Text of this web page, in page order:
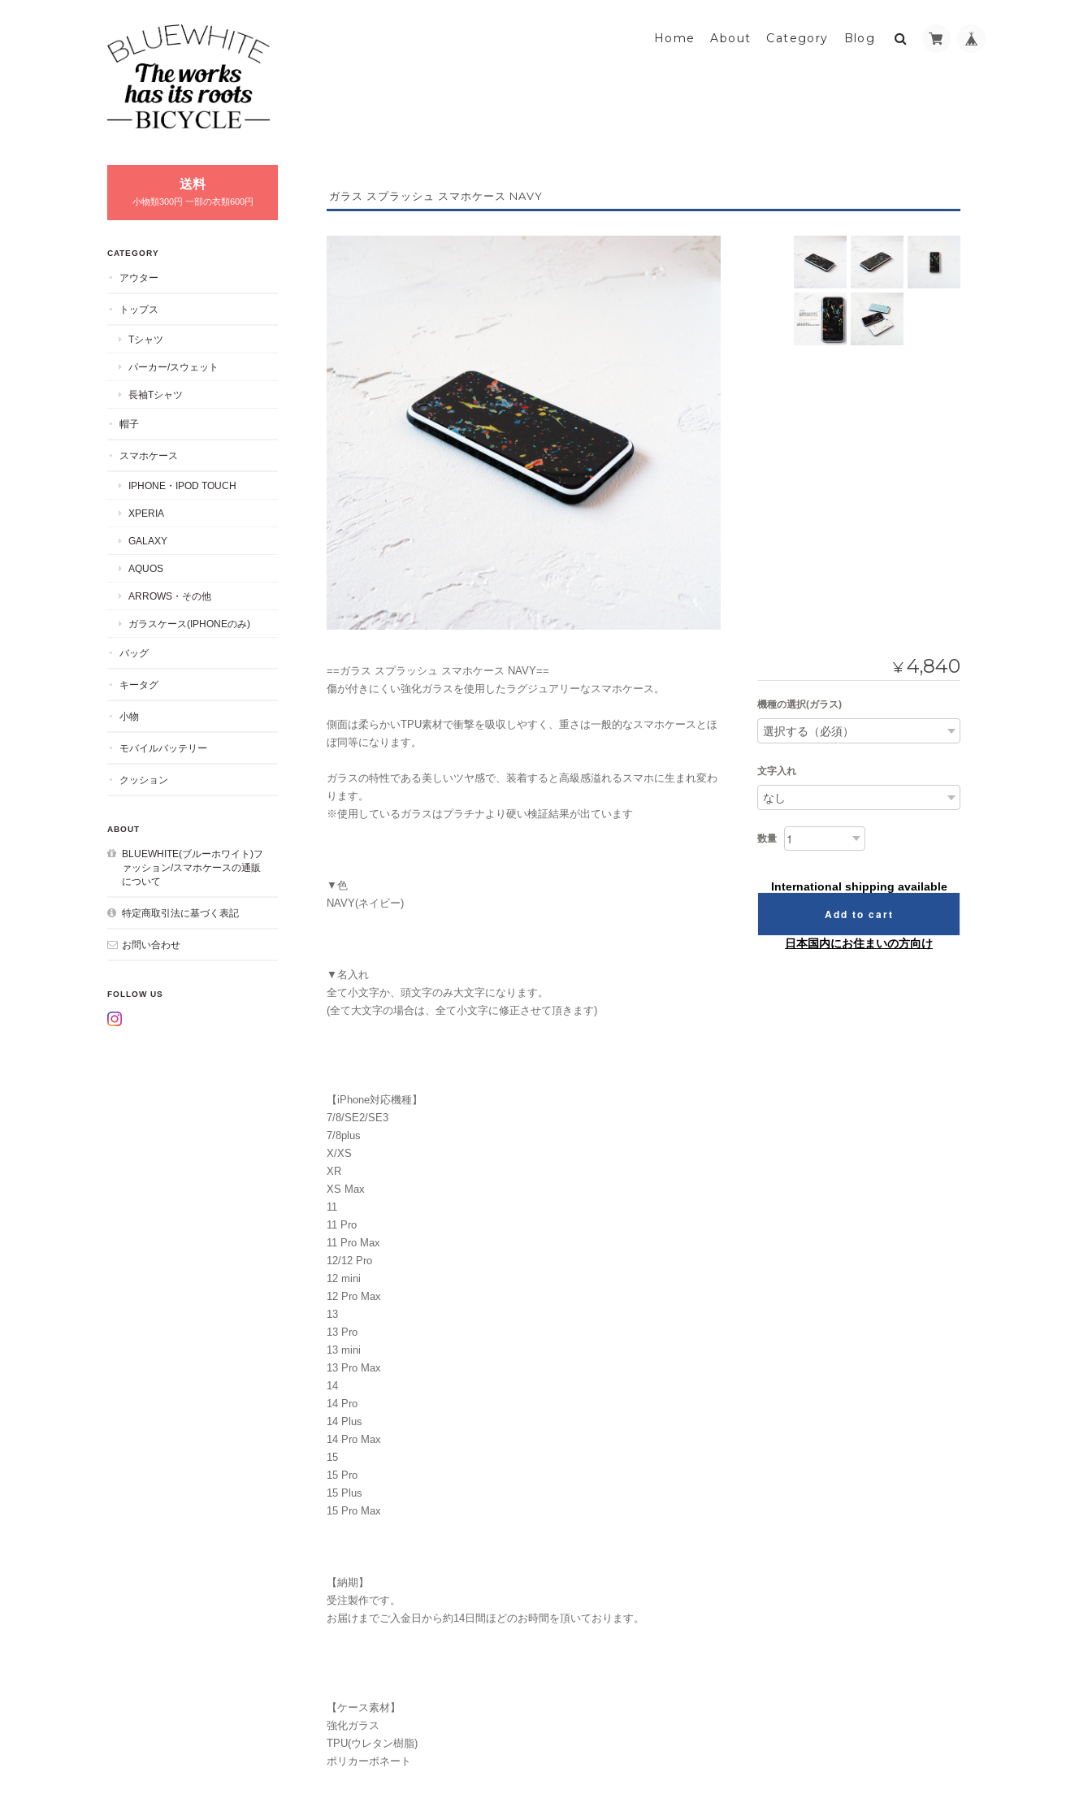
Home About Category Blog
ガラス スプラッシュ スマホケース NAVY
==ガラス スプラッシュ スマホケース NAVY==
傷が付きにくい強化ガラスを使用したラグジュアリーなスマホケース。
側面は柔らかいTPU素材で衝撃を吸収しやすく、重さは一般的なスマホケースとほ
ぼ同等になります。
ガラスの特性である美しいツヤ感で、装着すると高級感溢れるスマホに生まれ変わ
ります。
※使用しているガラスはプラチナより硬い検証結果が出ています
▼色
NAVY(ネイビー)
▼名入れ
全て小文字か、頭文字のみ大文字になります。
(全て大文字の場合は、全て小文字に修正させて頂きます)
【iPhone対応機種】
7/8/SE2/SE3
7/8plus
X/XS
XR
XS Max
11
11 Pro
11 Pro Max
12/12 Pro
12 mini
12 Pro Max
13
13 Pro
13 mini
13 Pro Max
14
14 Pro
14 Plus
14 Pro Max
15
15 Pro
15 Plus
15 Pro Max
【納期】
受注製作です。
お届けまでご入金日から約14日間ほどのお時間を頂いております。
【ケース素材】
強化ガラス
TPU(ウレタン樹脂)
ポリカーボネート
¥4,840
機種の選択(ガラス)
文字入れ
数量
International shipping available
Add to cart
日本国内にお住まいの方向け
送料
小物類300円 一部の衣類600円
CATEGORY
アウター
トップス
Tシャツ
パーカー/スウェット
長袖Tシャツ
帽子
スマホケース
IPHONE・IPOD TOUCH
XPERIA
GALAXY
AQUOS
ARROWS・その他
ガラスケース(IPHONEのみ)
バッグ
キータグ
小物
モバイルバッテリー
クッション
ABOUT
BLUEWHITE(ブルーホワイト)フ
ァッション/スマホケースの通販
について
特定商取引法に基づく表記
お問い合わせ
FOLLOW US